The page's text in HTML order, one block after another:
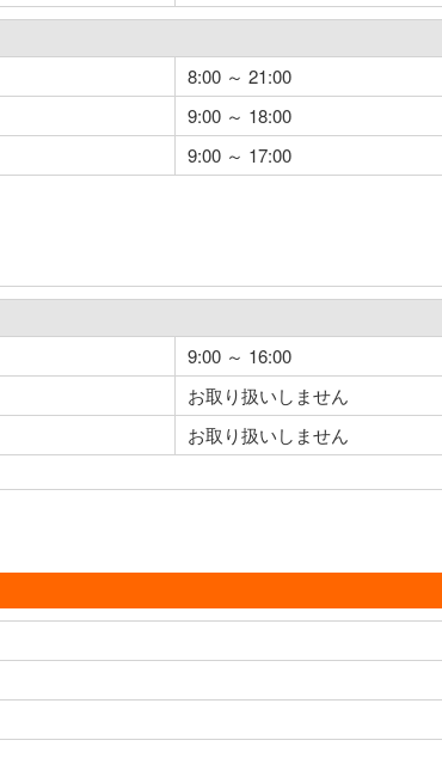
8:00 ～ 21:00
9:00 ～ 18:00
9:00 ～ 17:00
9:00 ～ 16:00
お取り扱いしません
お取り扱いしません